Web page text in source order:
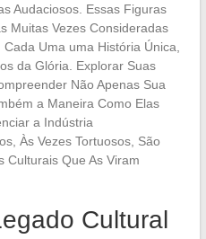
Audaciosos. Essas Figuras
Muitas Vezes Consideradas
Uma uma História Única,
da Glória. Explorar Suas
Não Apenas Sua
a Maneira Como Elas
a Indústria
Às Vezes Tortuosos, São
Culturais Que As Viram
Cultural